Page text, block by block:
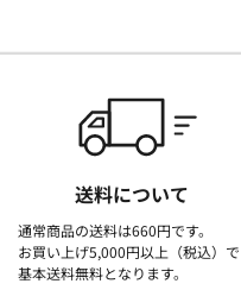
送料について
通常商品の送料は660円です。
お買い上げ5,000円以上（税込）で
基本送料無料となります。